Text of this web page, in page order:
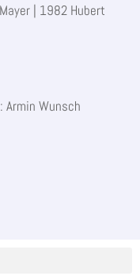
| 1982 Hubert
Wunsch